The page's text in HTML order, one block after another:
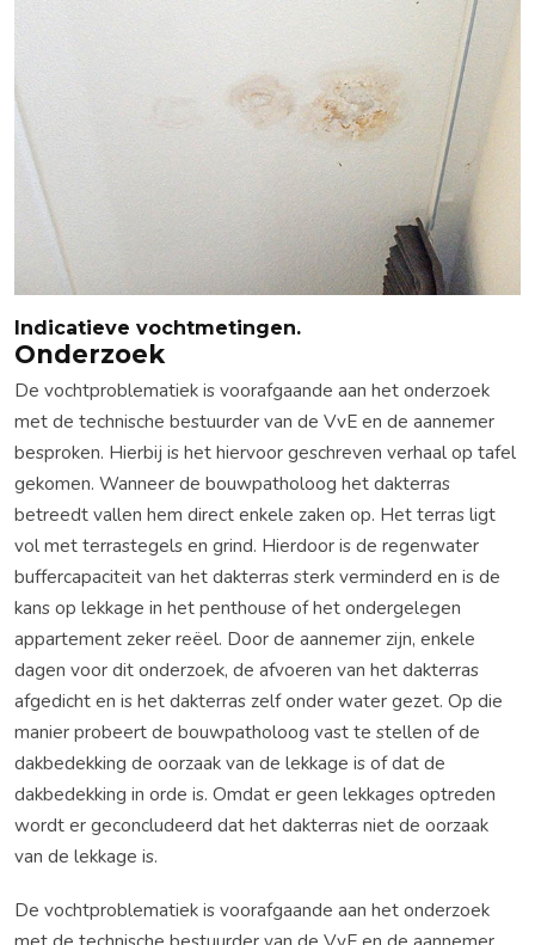
Indicatieve vochtmetingen.
Onderzoek
De vochtproblematiek is voorafgaande aan het onderzoek
met de technische bestuurder van de VvE en de aannemer
besproken. Hierbij is het hiervoor geschreven verhaal op tafel
gekomen. Wanneer de bouwpatholoog het dakterras
betreedt vallen hem direct enkele zaken op. Het terras ligt
vol met terrastegels en grind. Hierdoor is de regenwater
buffercapaciteit van het dakterras sterk verminderd en is de
kans op lekkage in het penthouse of het ondergelegen
appartement zeker reëel. Door de aannemer zijn, enkele
dagen voor dit onderzoek, de afvoeren van het dakterras
afgedicht en is het dakterras zelf onder water gezet. Op die
manier probeert de bouwpatholoog vast te stellen of de
dakbedekking de oorzaak van de lekkage is of dat de
dakbedekking in orde is. Omdat er geen lekkages optreden
wordt er geconcludeerd dat het dakterras niet de oorzaak
van de lekkage is.
De vochtproblematiek is voorafgaande aan het onderzoek